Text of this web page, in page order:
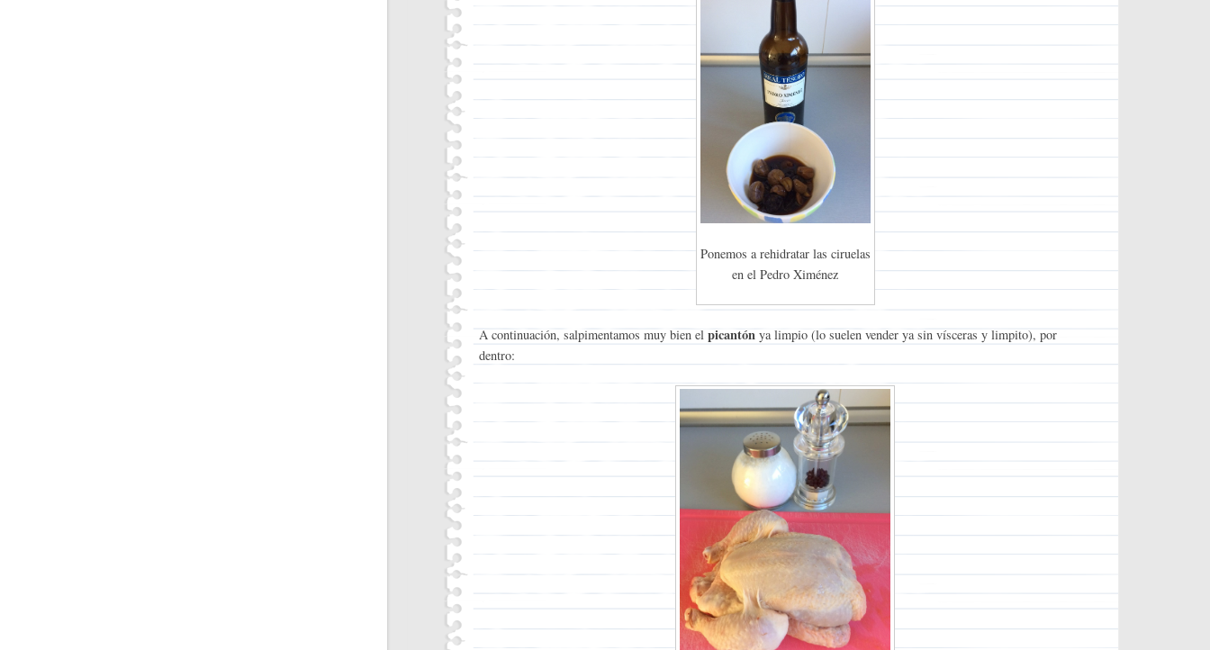
Ponemos a rehidratar las ciruelas
en el Pedro Ximénez
A continuación, salpimentamos muy bien el picantón ya limpio (lo suelen vender ya sin vísceras y limpito), por
dentro: